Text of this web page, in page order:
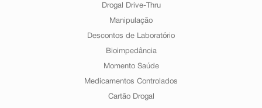
Drogal Drive-Thru
Manipulação
Descontos de Laboratório
Bioimpedância
Momento Saúde
Medicamentos Controlados
Cartão Drogal